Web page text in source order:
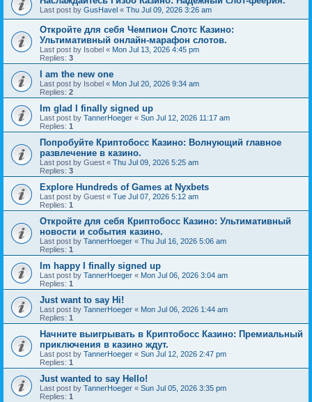
Last post by GusHavel « Thu Jul 09, 2026 3:26 am
Откройте для себя Чемпион Слотс Казино:
Ультимативный онлайн-марафон слотов.
Last post by Isobel « Mon Jul 13, 2026 4:45 pm
Replies: 3
I am the new one
Last post by Isobel « Mon Jul 20, 2026 9:34 am
Replies: 2
Im glad I finally signed up
Last post by TannerHoeger « Sun Jul 12, 2026 11:17 am
Replies: 1
Попробуйте Криптобосс Казино: Волнующий главное
развлечение в казино.
Last post by Guest « Thu Jul 09, 2026 5:25 am
Replies: 3
Explore Hundreds of Games at Nyxbets
Last post by Guest « Tue Jul 07, 2026 5:12 am
Replies: 1
Откройте для себя Криптобосс Казино: Ультимативный
новости и события казино.
Last post by TannerHoeger « Thu Jul 16, 2026 5:06 am
Replies: 1
Im happy I finally signed up
Last post by TannerHoeger « Mon Jul 06, 2026 3:04 am
Replies: 1
Just want to say Hi!
Last post by TannerHoeger « Mon Jul 06, 2026 1:44 am
Replies: 1
Начните выигрывать в Криптобосс Казино: Премиальный
приключения в казино ждут.
Last post by TannerHoeger « Sun Jul 12, 2026 2:47 pm
Replies: 1
Just wanted to say Hello!
Last post by TannerHoeger « Sun Jul 05, 2026 3:35 pm
Replies: 1